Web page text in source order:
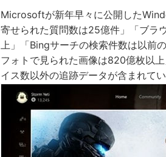
Microsoftが新年早々に公開した
寄せられた質問数は25億件」「ブ
上」「Bingサーチの検索件数は以
フォトで見られた画像は820億枚以
イス数以外の追跡データが含まれてい